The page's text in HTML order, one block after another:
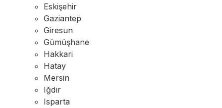
Eskişehir
Gaziantep
Giresun
Gümüşhane
Hakkari
Hatay
Mersin
Iğdır
Isparta